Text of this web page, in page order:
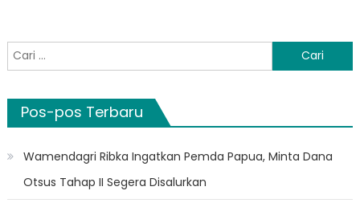
Cari
untuk:
Pos-pos Terbaru
Wamendagri Ribka Ingatkan Pemda Papua, Minta Dana
Otsus Tahap II Segera Disalurkan